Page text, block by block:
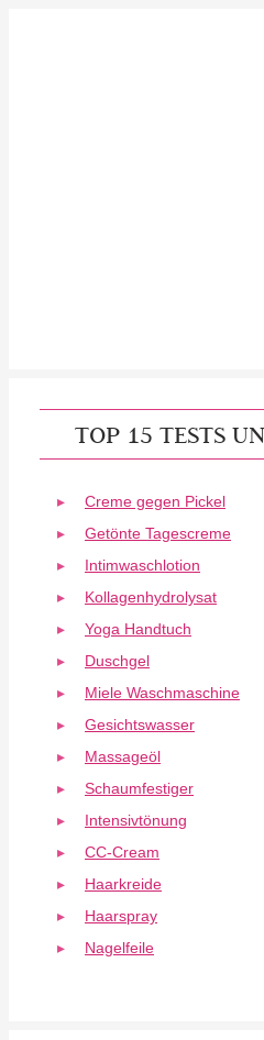
TOP 15 TESTS
Creme gegen Pickel
Getönte Tagescreme
Intimwaschlotion
Kollagenhydrolysat
Yoga Handtuch
Duschgel
Miele Waschmaschine
Gesichtswasser
Massageöl
Schaumfestiger
Intensivtönung
CC-Cream
Haarkreide
Haarspray
Nagelfeile